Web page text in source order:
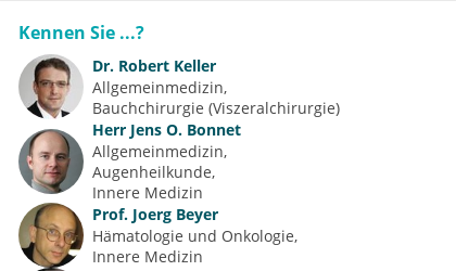
Kennen Sie ...?
Dr. Robert Keller
Allgemeinmedizin
Bauchchirurgie (Viszeralchirurgie)
Herr Jens O. Bonnet
Allgemeinmedizin
Augenheilkunde
Innere Medizin
Prof. Joerg Beyer
Hämatologie und Onkologie
Innere Medizin